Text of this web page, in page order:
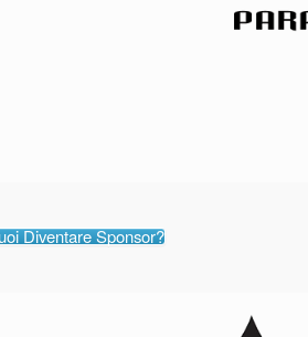
Diventare Sponsor?